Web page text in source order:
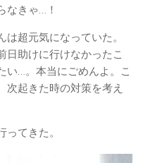
なきゃ…！
超元気になっていた。
日助けに行けなかったこ
い…。本当にごめんよ。こ
次起きた時の対策を考え
てきた。